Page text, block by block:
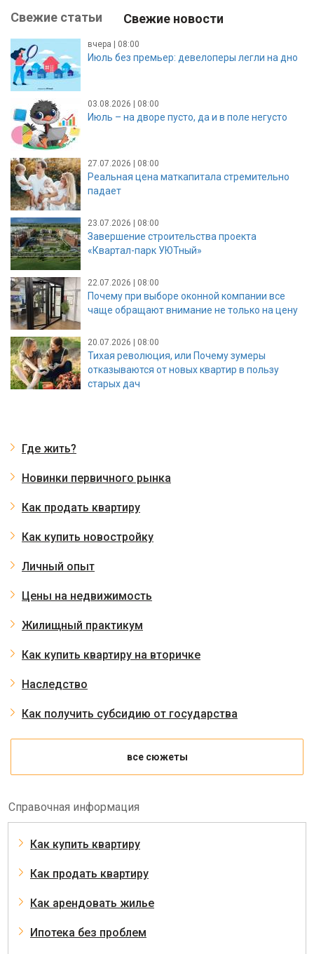
Свежие статьи Свежие новости
вчера | 08:00
Июль без премьер: девелоперы легли на дно
03.08.2026 | 08:00
Июль – на дворе пусто, да и в поле негусто
27.07.2026 | 08:00
Реальная цена маткапитала стремительно
падает
23.07.2026 | 08:00
Завершение строительства проекта
«Квартал-парк УЮТный»
22.07.2026 | 08:00
Почему при выборе оконной компании все
чаще обращают внимание не только на цену
20.07.2026 | 08:00
Тихая революция, или Почему зумеры
отказываются от новых квартир в пользу
старых дач
Где жить?
Новинки первичного рынка
Как продать квартиру
Как купить новостройку
Личный опыт
Цены на недвижимость
Жилищный практикум
Как купить квартиру на вторичке
Наследство
Как получить субсидию от государства
все сюжеты
Справочная информация
Как купить квартиру
Как продать квартиру
Как арендовать жилье
Ипотека без проблем